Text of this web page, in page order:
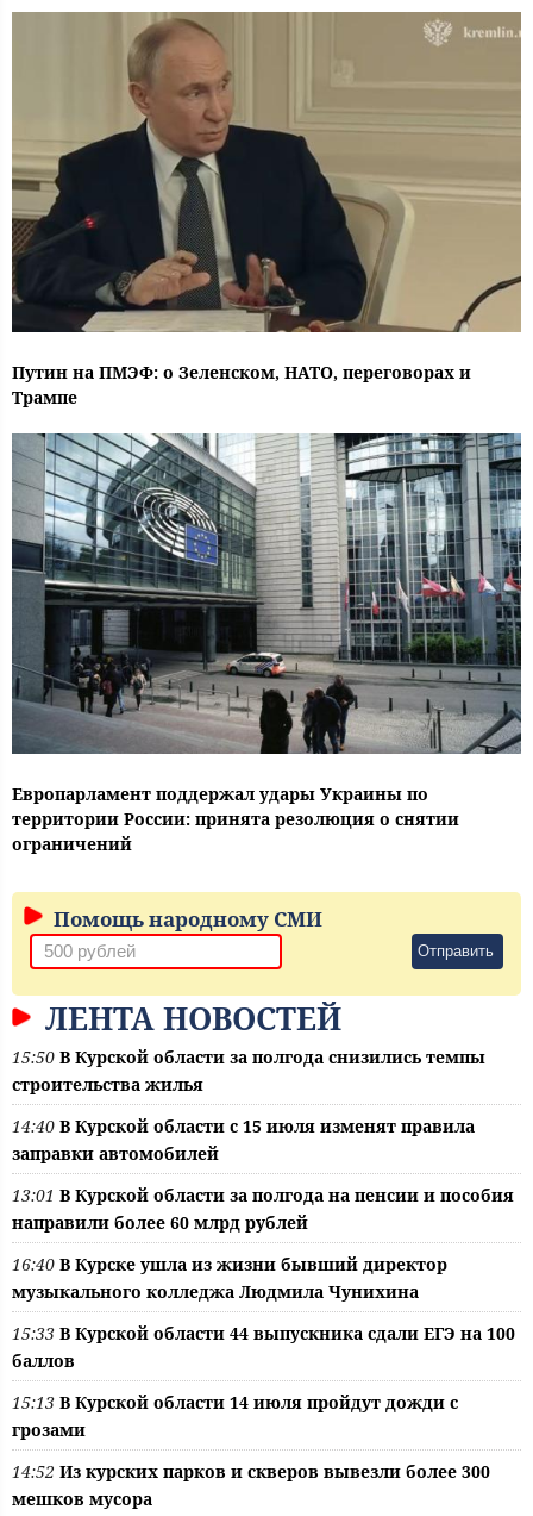
Путин на ПМЭФ: о Зеленском, НАТО, переговорах и
Трампе
Европарламент поддержал удары Украины по
территории России: принята резолюция о снятии
ограничений
Помощь народному СМИ
Отправить
ЛЕНТА НОВОСТЕЙ
15:50 В Курской области за полгода снизились темпы
строительства жилья
14:40 В Курской области с 15 июля изменят правила
заправки автомобилей
13:01 В Курской области за полгода на пенсии и пособия
направили более 60 млрд рублей
16:40 В Курске ушла из жизни бывший директор
музыкального колледжа Людмила Чунихина
15:33 В Курской области 44 выпускника сдали ЕГЭ на 100
баллов
15:13 В Курской области 14 июля пройдут дожди с
грозами
14:52 Из курских парков и скверов вывезли более 300
мешков мусора